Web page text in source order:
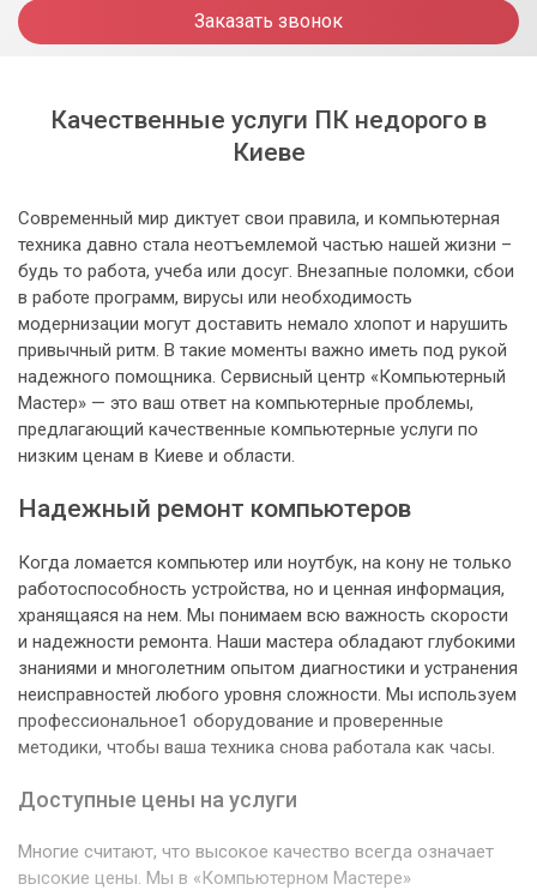
Заказать звонок
Качественные услуги ПК недорого в
Киеве
Современный мир диктует свои правила, и компьютерная
техника давно стала неотъемлемой частью нашей жизни –
будь то работа, учеба или досуг. Внезапные поломки, сбои
в работе программ, вирусы или необходимость
модернизации могут доставить немало хлопот и нарушить
привычный ритм. В такие моменты важно иметь под рукой
надежного помощника. Сервисный центр «Компьютерный
Мастер» — это ваш ответ на компьютерные проблемы,
предлагающий качественные компьютерные услуги по
низким ценам в Киеве и области.
Надежный ремонт компьютеров
Когда ломается компьютер или ноутбук, на кону не только
работоспособность устройства, но и ценная информация,
хранящаяся на нем. Мы понимаем всю важность скорости
и надежности ремонта. Наши мастера обладают глубокими
знаниями и многолетним опытом диагностики и устранения
неисправностей любого уровня сложности. Мы используем
профессиональное1 оборудование и проверенные
методики, чтобы ваша техника снова работала как часы.
Доступные цены на услуги
Многие считают, что высокое качество всегда означает
высокие цены. Мы в «Компьютерном Мастере»